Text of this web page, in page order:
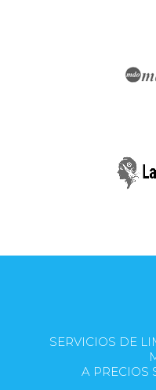
SERVICIOS DE
A PRECIOS